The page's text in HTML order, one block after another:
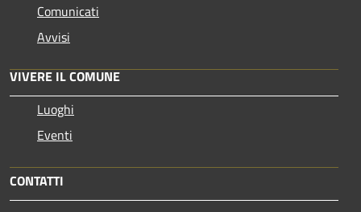
Comunicati
Avvisi
VIVERE IL COMUNE
Luoghi
Eventi
CONTATTI